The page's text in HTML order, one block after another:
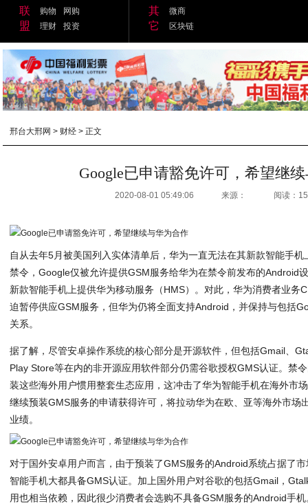
联
盟
购物
网购
理财
投资
其
它
微商
区块链
邢台大邢网 > 财经 > 正文
Google已申请豁免许可，希望继
2020-08-01 05:49:06 来源： 阅读：
自从去年5月被美国列入实体清单后，华为一直无法在其新款智能手
禁令，Google仅被允许提供GSM服务给华为在禁令前发布的Android
新款智能手机上提供华为移动服务（HMS）。对此，华为消费者业务
迫暂停供应GSM服务，但华为仍将全面支持Android，并保持与包括
关系。
据了解，尽管安卓操作系统的核心部分是开源软件，但包括Gmail、
Play Store等在内的非开源应用软件部分仍需谷歌授权GMS认证。禁
装这些海外用户惯用整套生态应用，这冲击了华为智能手机在海外市
继续预装GMS服务的申请获得许可，将拉动华为在欧、亚等海外市场
业绩。
对于国外安卓用户而言，由于预装了GMS服务的Android系统占据了
智能手机大都具备GMS认证。加上国外用户对谷歌的包括Gmail，
用也相当依赖，因此很少消费者会选购不具备GSM服务的Android手